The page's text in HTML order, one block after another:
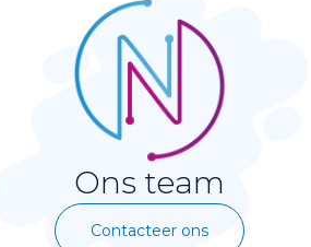
Ons team
Contacteer ons